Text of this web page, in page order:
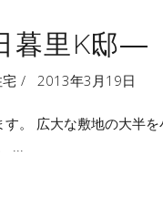
暮里K邸―
2013年3月19日
。 広大な敷地の大半